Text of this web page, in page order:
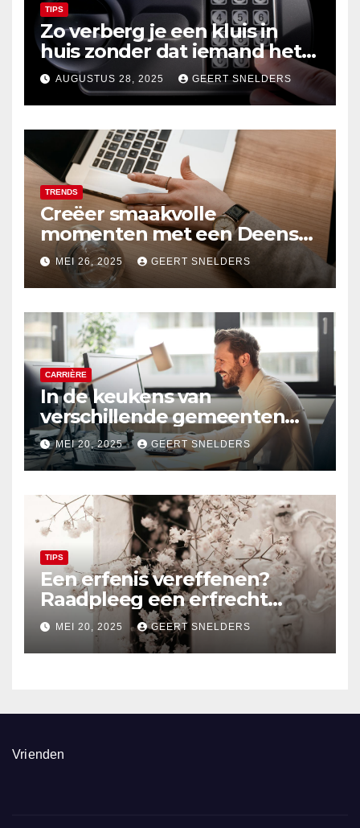
TIPS
Zo verberg je een kluis in
huis zonder dat iemand het
merkt
AUGUSTUS 28, 2025 GEERT SNELDERS
TRENDS
Creëer smaakvolle
momenten met een Deens
ovale eettafel
MEI 26, 2025 GEERT SNELDERS
CARRIÈRE
In de keukens van
verschillende gemeenten
kijken? Ga werken als
schuldhulpverlener
MEI 20, 2025 GEERT SNELDERS
TIPS
Een erfenis vereffenen?
Raadpleeg een erfrecht
advocaat
MEI 20, 2025 GEERT SNELDERS
Vrienden